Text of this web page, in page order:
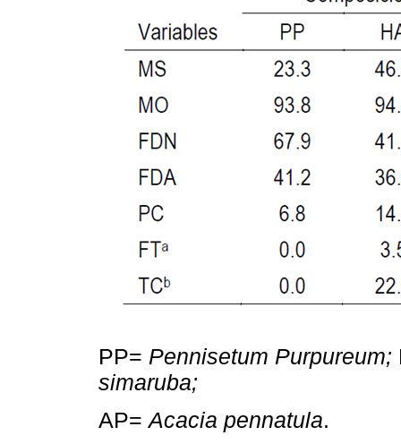
PP= Pennisetum Purpureum;
simaruba;
AP=Acacia pennatula.